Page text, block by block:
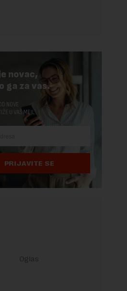
novac,
ga za vas.
NOVE
U VAŠ MEJL.
PRIJAVITE SE